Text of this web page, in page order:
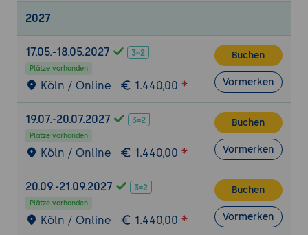
Grenzen, Kompatibilität und
Leistungsfragen
Praxis-Übung: Für eine Beispielverbindung
skizzieren und Chancen und Grenzen
bewerten.
Tag 2: 5. Krypto-Inventur und
Abhängigkeitskarte
Wo Kryptografie überall steckt: Protokolle,
Bibliotheken, Zertifikate, Hardware
RSA, ECDSA, ECDH und Diffie-Hellman
2027
17.05.-18.05.2027
Plätze vorhanden
Köln / Online 1.440,00
Buchen
Vormerken
19.07.-20.07.2027
Plätze vorhanden
Köln / Online 1.440,00
Buchen
Vormerken
20.09.-21.09.2027
Plätze vorhanden
Köln / Online 1.440,00
Buchen
Vormerken